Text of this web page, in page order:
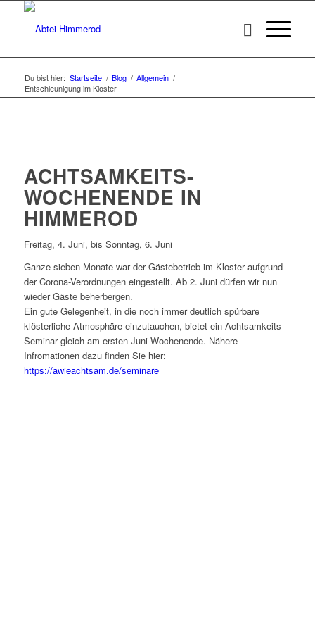
Du bist hier: Startseite / Blog / Allgemein /
Entschleunigung im Kloster
ACHTSAMKEITS-
WOCHENENDE IN
HIMMEROD
Freitag, 4. Juni, bis Sonntag, 6. Juni
Ganze sieben Monate war der Gästebetrieb im Kloster aufgrund
der Corona-Verordnungen eingestellt. Ab 2. Juni dürfen wir nun
wieder Gäste beherbergen.
Ein gute Gelegenheit, in die noch immer deutlich spürbare
klösterliche Atmosphäre einzutauchen, bietet ein Achtsamkeits-
Seminar gleich am ersten Juni-Wochenende. Nähere
Infromationen dazu finden Sie hier:
https://awieachtsam.de/seminare